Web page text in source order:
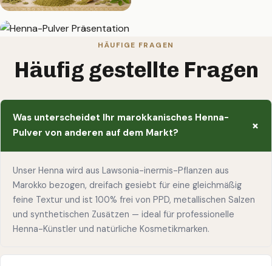
HÄUFIGE FRAGEN
Häufig gestellte Fragen
Was unterscheidet Ihr marokkanisches Henna-
Pulver von anderen auf dem Markt?
Unser Henna wird aus Lawsonia-inermis-Pflanzen aus
Marokko bezogen, dreifach gesiebt für eine gleichmäßig
feine Textur und ist 100% frei von PPD, metallischen Salzen
und synthetischen Zusätzen — ideal für professionelle
Henna-Künstler und natürliche Kosmetikmarken.